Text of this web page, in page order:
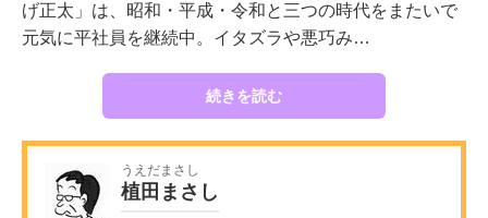
げ正太」は、昭和・平成・令和と三つの時代をまたいで
元気に平社員を継続中。イタズラや悪巧み…
続きを読む
うえだまさし
植田まさし